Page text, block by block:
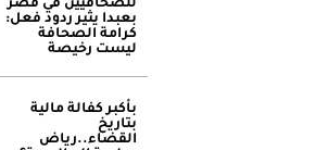
للصّحافيين في قصر
بعبدا يثير ردود فعل:
كرامة الصحافة
ليست رخيصة
بأكبر كفالة مالية
بتاريخ
القضاء..رياض